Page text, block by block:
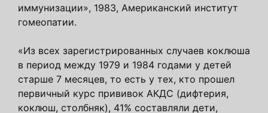
иммунизации», 1983, Американский институт
гомеопатии.
«Из всех зарегистрированных случаев коклюша
в период между 1979 и 1984 годами у детей
старше 7 месяцев, то есть у тех, кто прошел
первичный курс прививок АКДС (дифтерия,
коклюш, столбняк), 41% составляли дети,